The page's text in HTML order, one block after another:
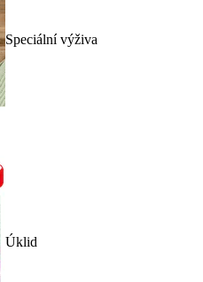
Speciální výživa
Úklid